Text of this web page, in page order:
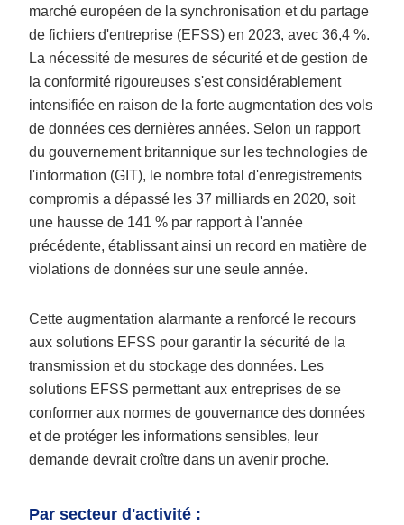
marché européen de la synchronisation et du partage
de fichiers d'entreprise (EFSS) en 2023, avec 36,4 %.
La nécessité de mesures de sécurité et de gestion de
la conformité rigoureuses s'est considérablement
intensifiée en raison de la forte augmentation des vols
de données ces dernières années. Selon un rapport
du gouvernement britannique sur les technologies de
l'information (GIT), le nombre total d'enregistrements
compromis a dépassé les 37 milliards en 2020, soit
une hausse de 141 % par rapport à l'année
précédente, établissant ainsi un record en matière de
violations de données sur une seule année.
Cette augmentation alarmante a renforcé le recours
aux solutions EFSS pour garantir la sécurité de la
transmission et du stockage des données. Les
solutions EFSS permettant aux entreprises de se
conformer aux normes de gouvernance des données
et de protéger les informations sensibles, leur
demande devrait croître dans un avenir proche.
Par secteur d'activité :